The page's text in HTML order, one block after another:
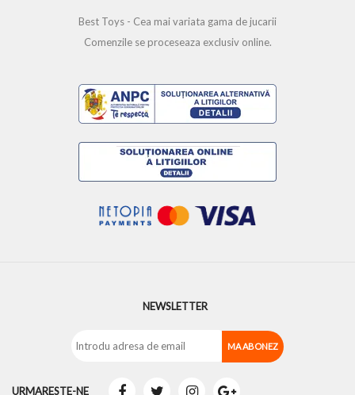
Best Toys - Cea mai variata gama de jucarii
Comenzile se proceseaza exclusiv online.
NEWSLETTER
URMARESTE-NE